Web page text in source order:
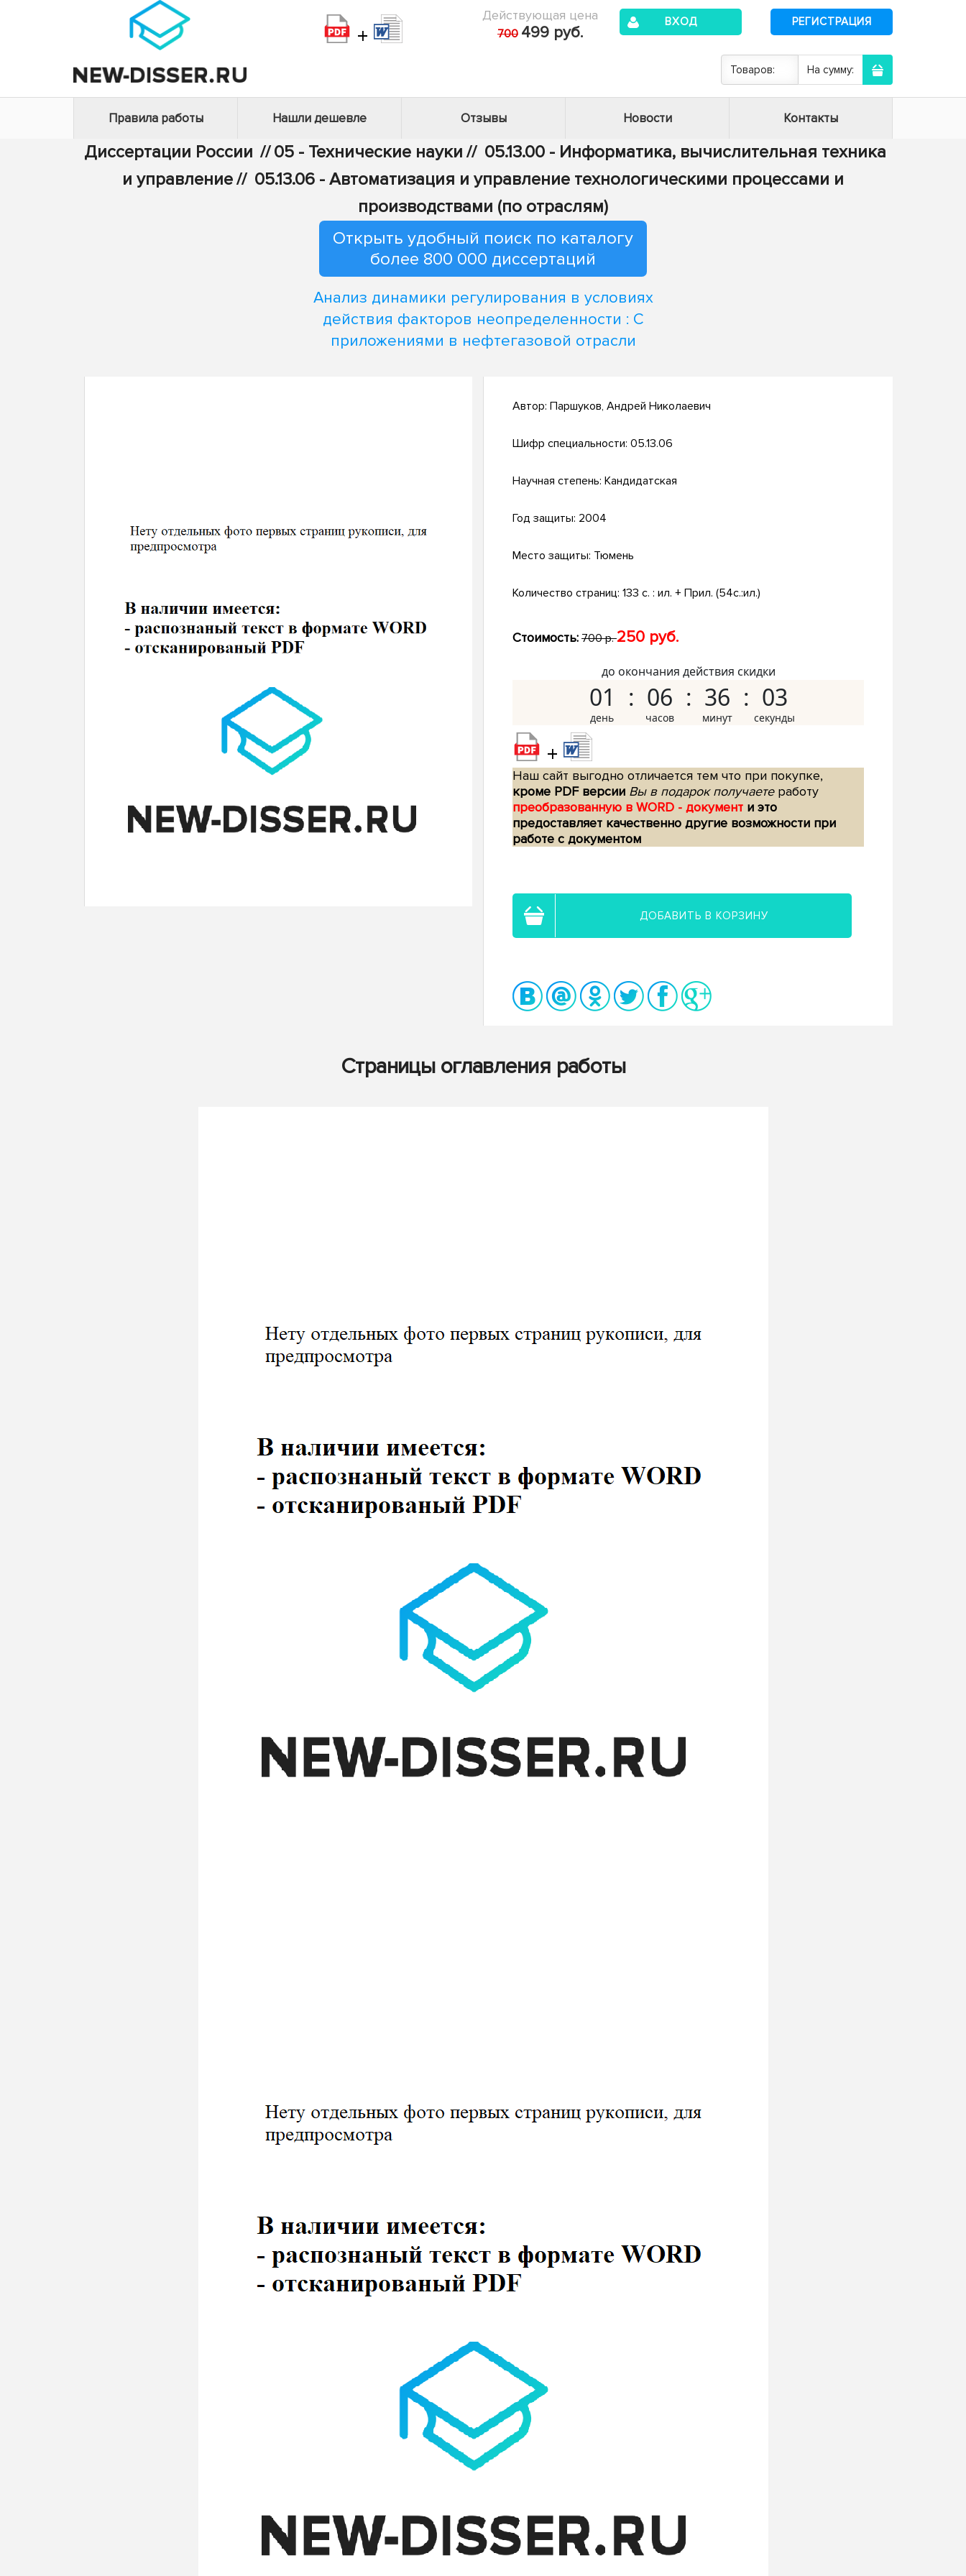
+
Действующая цена
700 499 руб.
ВХОД РЕГИСТРАЦИЯ
Товаров: На сумму:
Правила работы Нашли дешевле Отзывы Новости Контакты
Диссертации России // 05 - Технические науки // 05.13.00 - Информатика, вычислительная техника
и управление// 05.13.06 - Автоматизация и управление технологическими процессами и
производствами (по отраслям)
Открыть удобный поиск по каталогу
более 800 000 диссертаций
Анализ динамики регулирования в условиях
действия факторов неопределенности : С
приложениями в нефтегазовой отрасли
Автор: Паршуков, Андрей Николаевич
Шифр специальности: 05.13.06
Научная степень: Кандидатская
Год защиты: 2004
Место защиты: Тюмень
Количество страниц: 133 с. : ил. + Прил. (54с.:ил.)
Стоимость: 700 р.250 руб.
до окончания действия скидки
01 06 36 02
+
Наш сайт выгодно отличается тем что при покупке,
кроме PDF версии Вы в подарок получаетеработу
преобразованную в WORD - документ и это
предоставляет качественно другие возможности при
работе с документом
ДОБАВИТЬ В КОРЗИНУ
Страницы оглавления работы